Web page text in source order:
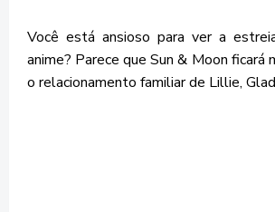
Você está ansioso para ver a
anime? Parece que Sun & Moon ficará
o relacionamento familiar de Lillie,